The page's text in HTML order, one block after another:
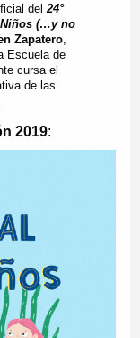
del 24°
(…y no
Zapatero,
Escuela de
cursa el
de las
2019: